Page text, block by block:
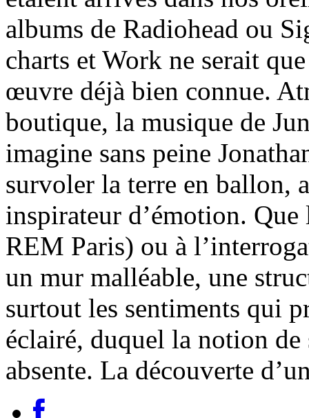
albums de Radiohead ou
charts et Work ne serait
œuvre déjà bien connue.
boutique, la musique de
imagine sans peine
survoler la terre en ballon,
inspirateur d’émotion.
REM Paris) ou à
un mur malléable, une
surtout les sentiments qui
éclairé, duquel la notion
absente. La découverte